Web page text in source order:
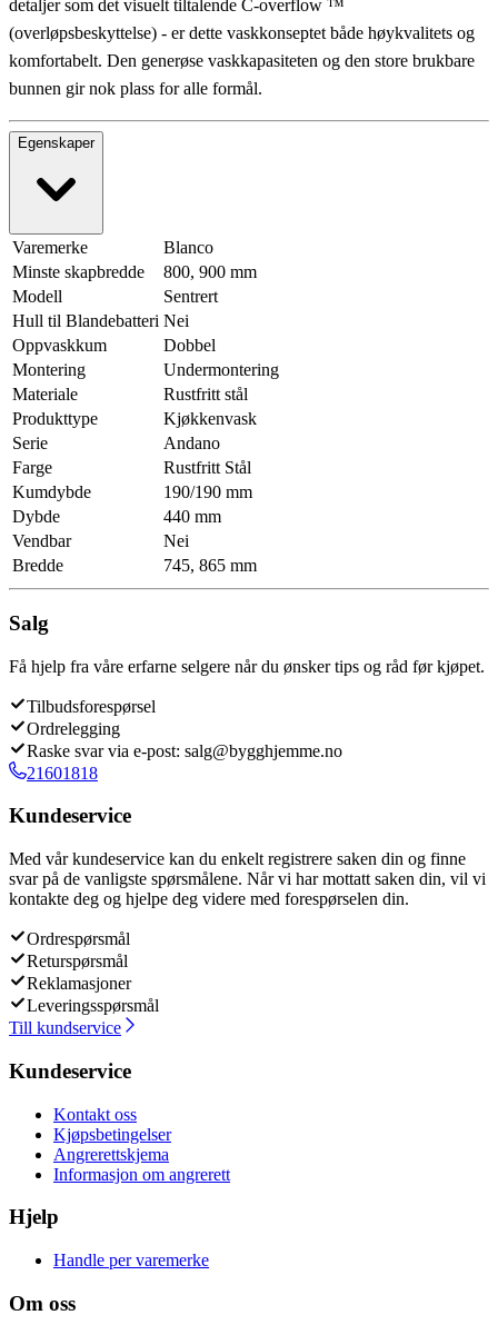
detaljer som det visuelt tiltalende C-overflow ™
(overløpsbeskyttelse) - er dette vaskkonseptet både høykvalitets og
komfortabelt. Den generøse vaskkapasiteten og den store brukbare
bunnen gir nok plass for alle formål.
Egenskaper
Varemerke
Blanco
Minste skapbredde
800, 900 mm
Modell
Sentrert
Hull til Blandebatteri Nei
Oppvaskkum
Dobbel
Montering
Undermontering
Materiale
Rustfritt stål
Produkttype
Kjøkkenvask
Serie
Andano
Farge
Rustfritt Stål
Kumdybde
190/190 mm
Dybde
440 mm
Vendbar
Nei
Bredde
745, 865 mm
Salg
Få hjelp fra våre erfarne selgere når du ønsker tips og råd før kjøpet.
Tilbudsforespørsel
Ordrelegging
Raske svar via e-post: salg@bygghjemme.no
21601818
Kundeservice
Med vår kundeservice kan du enkelt registrere saken din og finne
svar på de vanligste spørsmålene. Når vi har mottatt saken din, vil vi
kontakte deg og hjelpe deg videre med forespørselen din.
Ordrespørsmål
Returspørsmål
Reklamasjoner
Leveringsspørsmål
Till kundservice
Kundeservice
Kontakt oss
Kjøpsbetingelser
Angrerettskjema
Informasjon om angrerett
Hjelp
Handle per varemerke
Om oss